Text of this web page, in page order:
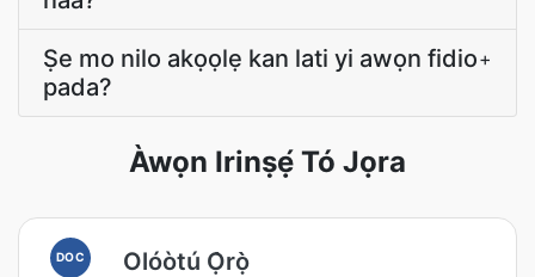
Ṣe mo nilo akọọlẹ kan lati yi awọn fidio
pada?
+
Àwọn Irinṣẹ́ Tó Jọra
DOC Olóòtú Ọ̀rọ̀